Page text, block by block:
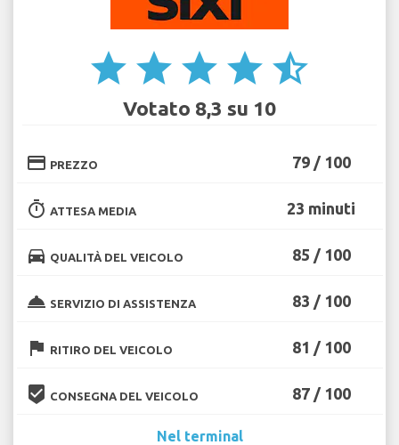
star star star star star_half
Votato 8,3 su 10
credit_card PREZZO 79 / 100
timer ATTESA MEDIA 23 minuti
directions_car QUALITÀ DEL VEICOLO 85 / 100
room_service SERVIZIO DI ASSISTENZA 83 / 100
flag RITIRO DEL VEICOLO 81 / 100
beenhere CONSEGNA DEL VEICOLO 87 / 100
Nel terminal